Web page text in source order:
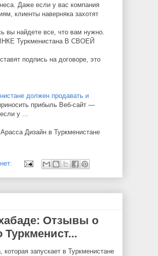
Даже если у вас компания
клиенты наверняка захотят
вы найдете все, что вам нужно.
Туркменистана В СВОЕЙ
подпись на договоре, это
должен продавать и
прибыль Веб-сайт —
у ...
Дизайн в Туркменистане
Отзывы о
запускает в Туркменистане